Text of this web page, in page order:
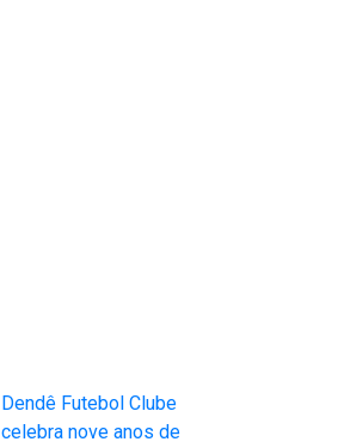
Dendê Futebol Clube
celebra nove anos de